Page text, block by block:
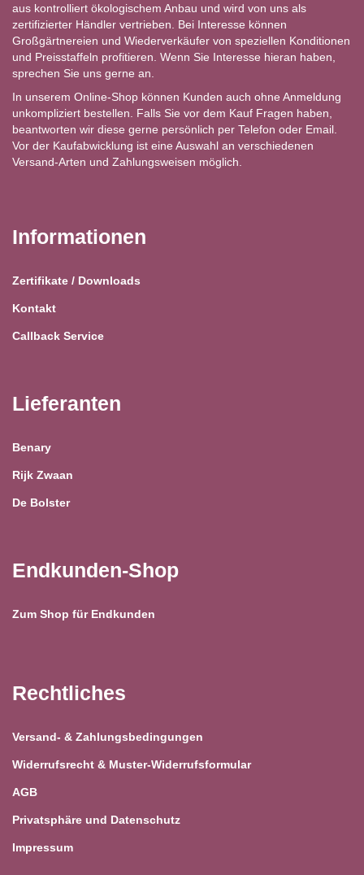
aus kontrolliert ökologischem Anbau und wird von uns als
zertifizierter Händler vertrieben. Bei Interesse können
Großgärtnereien und Wiederverkäufer von speziellen Konditionen
und Preisstaffeln profitieren. Wenn Sie Interesse hieran haben,
sprechen Sie uns gerne an.
In unserem Online-Shop können Kunden auch ohne Anmeldung
unkompliziert bestellen. Falls Sie vor dem Kauf Fragen haben,
beantworten wir diese gerne persönlich per Telefon oder Email.
Vor der Kaufabwicklung ist eine Auswahl an verschiedenen
Versand-Arten und Zahlungsweisen möglich.
Informationen
Zertifikate / Downloads
Kontakt
Callback Service
Lieferanten
Benary
Rijk Zwaan
De Bolster
Endkunden-Shop
Zum Shop für Endkunden
Rechtliches
Versand- & Zahlungsbedingungen
Widerrufsrecht & Muster-Widerrufsformular
AGB
Privatsphäre und Datenschutz
Impressum